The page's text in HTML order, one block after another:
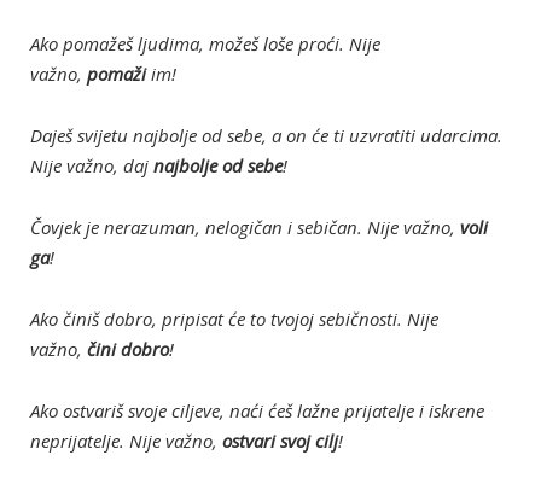
Ako pomažeš ljudima, možeš loše proći. Nije
važno, pomažiim!
Daješ svijetu najbolje od sebe, a on će ti uzvratiti udarcima.
Nije važno, daj najbolje od sebe!
Čovjek je nerazuman, nelogičan i sebičan. Nije važno, voli
ga!
Ako činiš dobro, pripisat će to tvojoj sebičnosti. Nije
važno, čini dobro!
Ako ostvariš svoje ciljeve, naći ćeš lažne prijatelje i iskrene
neprijatelje. Nije važno, ostvari svoj cilj!